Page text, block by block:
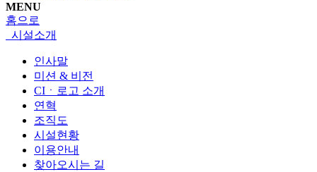
MENU
홈으로
시설소개
인사말
미션 & 비전
CIㆍ로고 소개
연혁
조직도
시설현황
이용안내
찾아오시는 길